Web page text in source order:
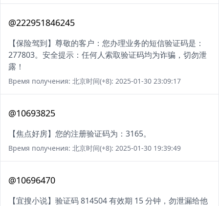
@222951846245
【保险驾到】尊敬的客户：您办理业务的短信验证码是：
277803。安全提示：任何人索取验证码均为诈骗，切勿泄
露！
Время получения: 北京时间(+8): 2025-01-30 23:09:17
@10693825
【焦点好房】您的注册验证码为：3165。
Время получения: 北京时间(+8): 2025-01-30 19:39:49
@10696470
【宜搜小说】验证码 814504 有效期 15 分钟，勿泄漏给他